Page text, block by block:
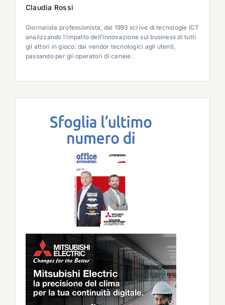
Claudia Rossi
Giornalista professionista, dal 1993 scrive di tecnologie ICT
analizzando l’impatto dell’innovazione sul business di tutti
gli attori in gioco: dai vendor tecnologici agli utenti,
passando per gli operatori di canale.